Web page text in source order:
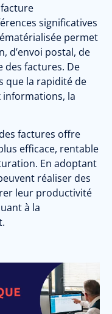
significatives
permet
d’envoi postal, de
des factures. De
que la rapidité de
informations, la
factures offre
efficace, rentable
En adoptant
réaliser des
leur productivité
à la